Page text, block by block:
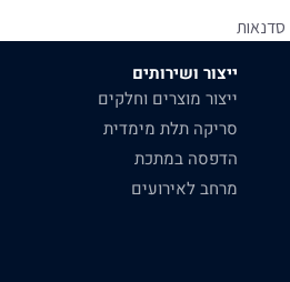
סדנאות
ייצור ושירותים
ייצור מוצרים וחלקים
סריקה תלת מימדית
הדפסה במתכת
מרחב לאירועים